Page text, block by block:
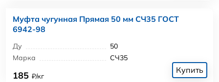
Муфта чугунная Прямая 50 мм СЧ35 ГОСТ
6942-98
Ду
50
Марка
СЧ35
185 ₽/кг
Купить